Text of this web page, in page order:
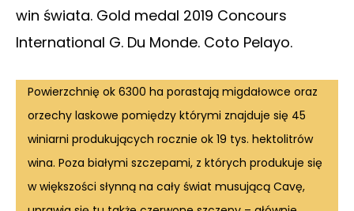
win świata. Gold medal 2019 Concours
International G. Du Monde. Coto Pelayo.
Powierzchnię ok 6300 ha porastają migdałowce oraz
orzechy laskowe pomiędzy którymi znajduje się 45
winiarni produkujących rocznie ok 19 tys. hektolitrów
wina. Poza białymi szczepami, z których produkuje się
w większości słynną na cały świat musującą Cavę,